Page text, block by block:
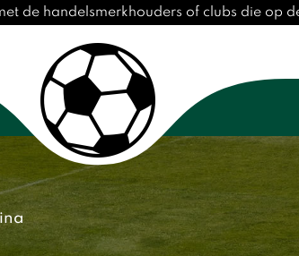
de handelsmerkhouders of clubs die op